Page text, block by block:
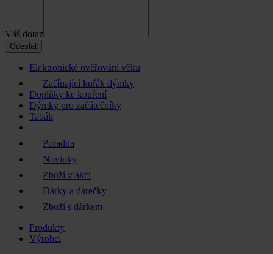
Váš dotaz
Odeslat
Elektronické ověřování věku
Začínající kuřák dýmky
Doplňky ke kouření
Dýmky pro začátečníky
Tabák
Poradna
Novinky
Zboží v akci
Dárky a dárečky
Zboží s dárkem
Produkty
Výrobci